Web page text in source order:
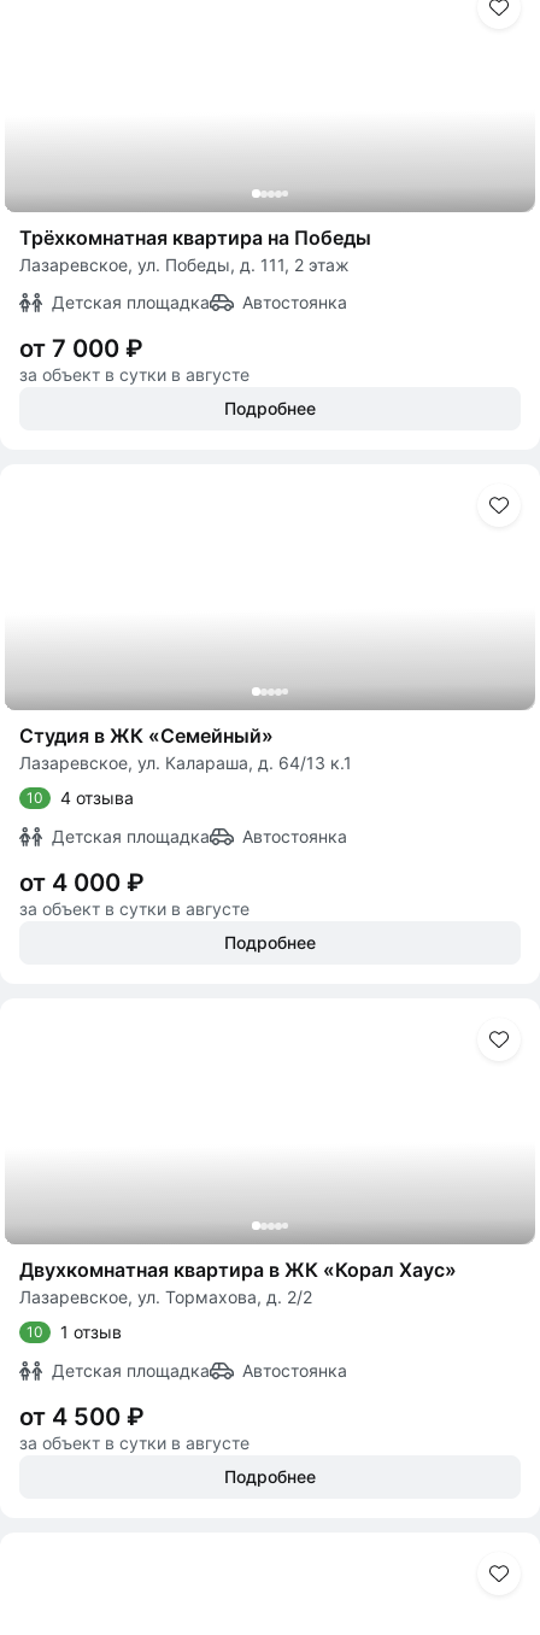
Трёхкомнатная квартира на Победы
Лазаревское, ул. Победы, д. 111, 2 этаж
Детская площадка
Автостоянка
от 7 000 ₽
за объект в сутки в августе
Подробнее
Студия в ЖК «Семейный»
Лазаревское, ул. Калараша, д. 64/13 к.1
10
4 отзыва
Детская площадка
Автостоянка
от 4 000 ₽
за объект в сутки в августе
Подробнее
Двухкомнатная квартира в ЖК «Корал Хаус»
Лазаревское, ул. Тормахова, д. 2/2
10
1 отзыв
Детская площадка
Автостоянка
от 4 500 ₽
за объект в сутки в августе
Подробнее